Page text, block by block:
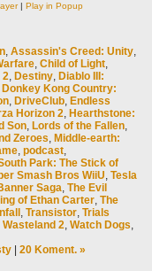
| Play in Popup
, Assassin's Creed: Unity,
, Child of Light,
2, Destiny, Diablo III:
Donkey Kong Country:
, DriveClub, Endless
Horizon 2, Hearthstone:
Son, Lords of the Fallen,
Zeroes, Middle-earth:
, podcast,
Park: The Stick of
Smash Bros WiiU, Tesla
Saga, The Evil
of Ethan Carter, The
, Transistor, Trials
Wasteland 2, Watch Dogs,
20 Koment. »